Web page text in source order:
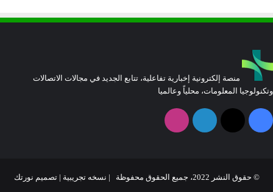
منصة إلكترونية إخبارية تفاعلية، تتابع الجديد في مجالات الاتصالات
وتكنولوجيا المعلومات، محلياً وعالميا
فيسبوك
‫X لينكدإن انستقرام
© حقوق النشر 2022، جميع الحقوق محفوظة | نسخه تجريبية | تصميم نورتك